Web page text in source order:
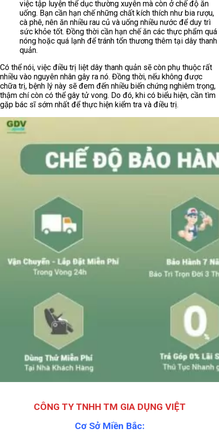
việc tập luyện thể dục thường xuyên mà còn ở chế độ ăn
uống. Bạn cần hạn chế những chất kích thích như bia rượu,
cà phê, nên ăn nhiều rau củ và uống nhiều nước để duy trì
sức khỏe tốt. Đồng thời cần hạn chế ăn các thực phẩm quá
nóng hoặc quá lạnh để tránh tổn thương thêm tại dây thanh
quản.
Có thể nói, việc điều trị liệt dây thanh quản sẽ còn phụ thuộc rất
nhiều vào nguyên nhân gây ra nó. Đồng thời, nếu không được
chữa trị, bệnh lý này sẽ đem đến nhiều biến chứng nghiêm trọng,
thậm chí còn có thể gây tử vong. Do đó, khi có biểu hiện, cần tìm
gặp bác sĩ sớm nhất để thực hiện kiểm tra và điều trị.
CÔNG TY TNHH TM GIA DỤNG VIỆT
Cơ Sở Miền Bắc: